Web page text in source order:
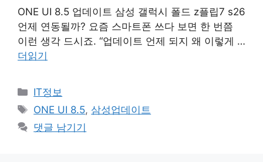
ONE UI 8.5 업데이트 삼성 갤럭시 폴드 z플립7 s26
언제 연동될까? 요즘 스마트폰 쓰다 보면 한 번쯤
이런 생각 드시죠. “업데이트 언제 되지 왜 이렇게 …
더읽기
카
테
리
IT정보
태
그
ONE UI 8.5, 삼성업데이트
댓글 남기기